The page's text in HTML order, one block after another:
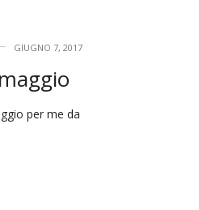
GIUGNO 7, 2017
per me da